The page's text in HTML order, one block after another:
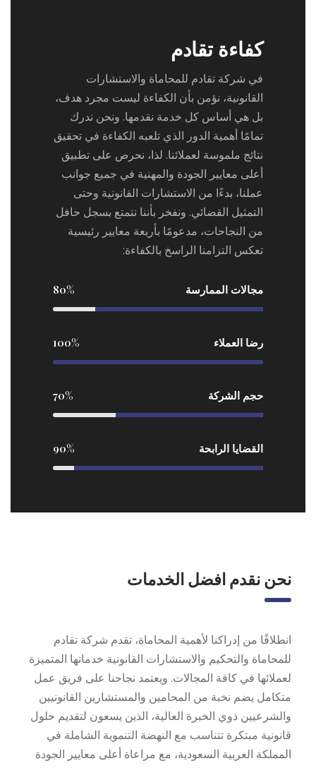
كفاءة تقادم
في شركة تقادم للمحاماة والاستشارات
القانونية، نؤمن بأن الكفاءة ليست مجرد هدف،
بل هي أساس كل خدمة نقدمها. ونحن ندرك
تمامًا أهمية الدور الذي تلعبه الكفاءة في تحقيق
نتائج ملموسة لعملائنا. لذا، نحرص على تطبيق
أعلى معايير الجودة والمهنية في جميع جوانب
عملنا، بدءًا من الاستشارات القانونية وحتى
التمثيل القضائي. ونفخر بأننا نتمتع بسجل حافل
من النجاحات، مدعومًا بأربعة معايير رئيسية
تعكس التزامنا الراسخ بالكفاءة:
مجالات الممارسة 80%
رضا العملاء 100%
حجم الشركة 70%
القضايا الرابحة 90%
نحن نقدم افضل الخدمات
انطلاقًا من إدراكنا لأهمية المحاماة، تقدم شركة تقادم
للمحاماة والتحكيم والاستشارات القانونية خدماتها المتميزة
لعملائها في كافة المجالات. ويعتمد نجاحنا على فريق عمل
متكامل يضم نخبة من المحامين والمستشارين القانونيين
والشرعيين ذوي الخبرة العالية، الذين يسعون لتقديم حلول
قانونية مبتكرة تتناسب مع النهضة التنموية الشاملة في
المملكة العربية السعودية، مع مراعاة أعلى معايير الجودة